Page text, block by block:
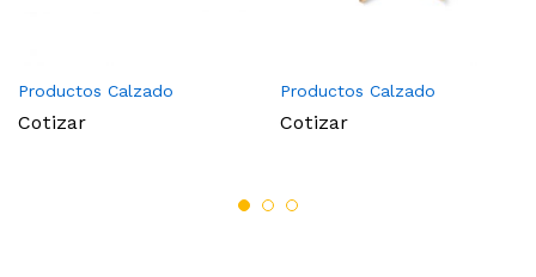
Productos Calzado
Cotizar
Productos Calzado
Cotizar